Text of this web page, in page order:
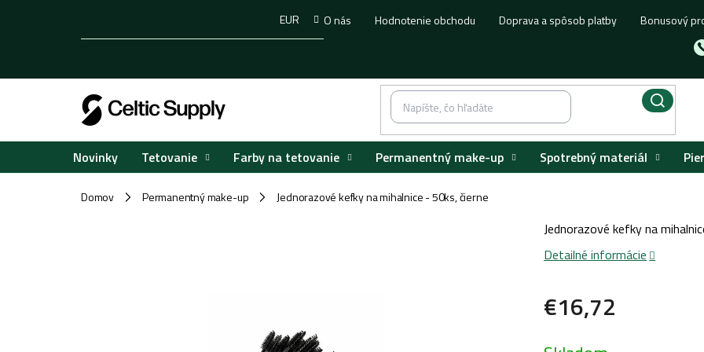
O nás Hodnotenie obchodu Doprava a spôsob platby Bonusový
EUR
Novinky Tetovanie Farby na tetovanie Permanentný make-up Spotrebný materiál
Domov / Permanentný make-up / Jednorazové kefky na mihalnice - 50ks, čierne
€16,72
Jednorazové kefky na
Detailné informácie